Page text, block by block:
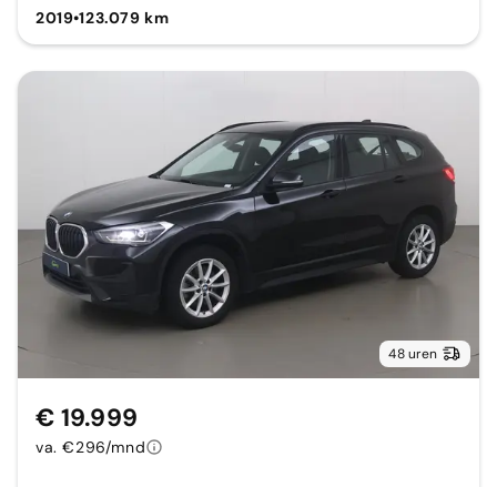
2019•123.079 km
48 uren
€ 19.999
va. €296/mnd